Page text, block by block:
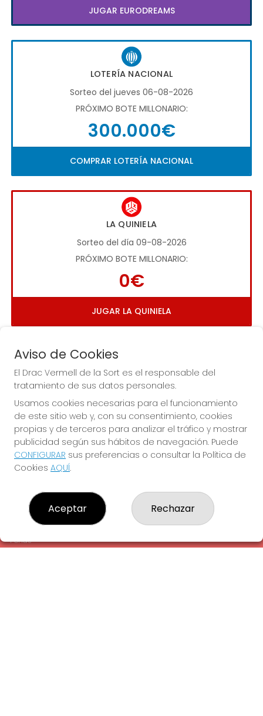
JUGAR EURODREAMS
LOTERÍA NACIONAL
Sorteo del jueves 06-08-2026
PRÓXIMO BOTE MILLONARIO:
300.000€
COMPRAR LOTERÍA NACIONAL
LA QUINIELA
Sorteo del día 09-08-2026
PRÓXIMO BOTE MILLONARIO:
0€
JUGAR LA QUINIELA
Imagen anterior
EL DRAC VERMELL DE LA SORT
¿Quiénes somos?
Comprar lotería
Contacto
Empresas
Peñas
Aviso de Cookies
El Drac Vermell de la Sort es el responsable del
tratamiento de sus datos personales.
Usamos cookies necesarias para el funcionamiento
de este sitio web y, con su consentimiento, cookies
propias y de terceros para analizar el tráfico y mostrar
publicidad según sus hábitos de navegación. Puede
CONFIGURAR sus preferencias o consultar la Política de
Cookies AQUÍ.
Aceptar Rechazar